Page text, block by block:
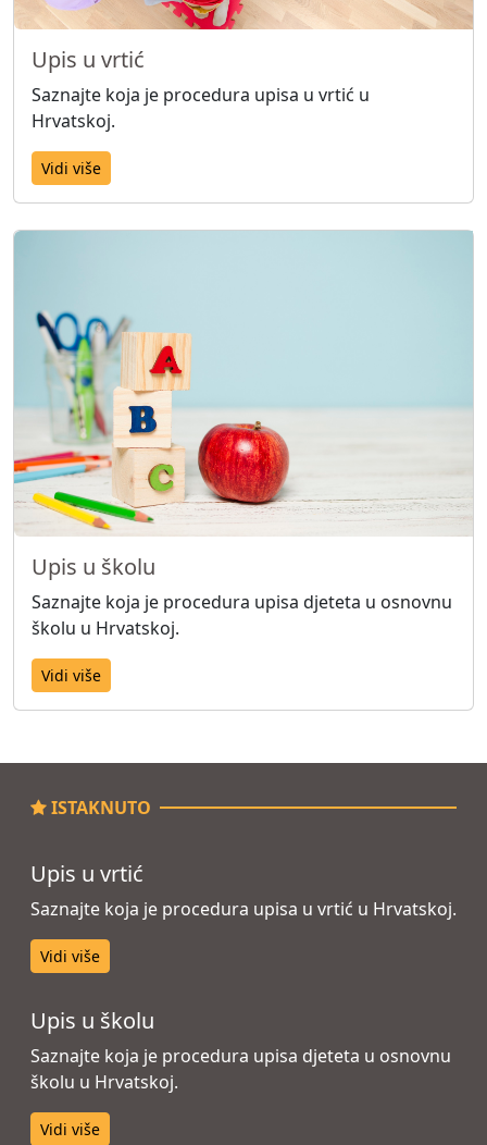
Upis u vrtić
Saznajte koja je procedura upisa u vrtić u
Hrvatskoj.
Vidi više
Upis u školu
Saznajte koja je procedura upisa djeteta u osnovnu
školu u Hrvatskoj.
Vidi više
ISTAKNUTO
Upis u vrtić
Saznajte koja je procedura upisa u vrtić u Hrvatskoj.
Vidi više
Upis u školu
Saznajte koja je procedura upisa djeteta u osnovnu
školu u Hrvatskoj.
Vidi više